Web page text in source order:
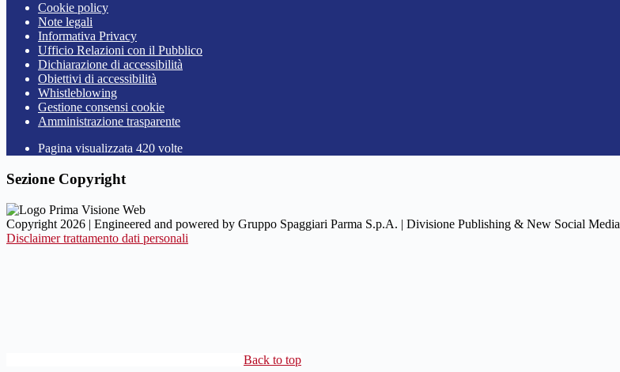
Cookie policy
Note legali
Informativa Privacy
Ufficio Relazioni con il Pubblico
Dichiarazione di accessibilità
Obiettivi di accessibilità
Whistleblowing
Gestione consensi cookie
Amministrazione trasparente
Pagina visualizzata 420 volte
Sezione Copyright
Copyright 2026 | Engineered and powered by Gruppo Spaggiari Parma S.p.A. | Divisione Publishing & New Social Media
Disclaimer trattamento dati personali
Back to top